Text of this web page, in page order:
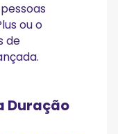
ou o
de
Duração